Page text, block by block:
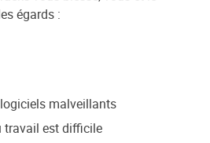
égards :
malveillants
travail est difficile